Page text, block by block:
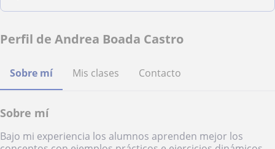
Perfil de Andrea Boada Castro
Sobre mí Mis clases Contacto
Sobre mí
Bajo mi experiencia los alumnos aprenden mejor los